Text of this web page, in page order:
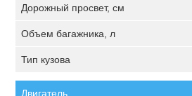
Дорожный просвет, см
Объем багажника, л
Тип кузова
Двигатель